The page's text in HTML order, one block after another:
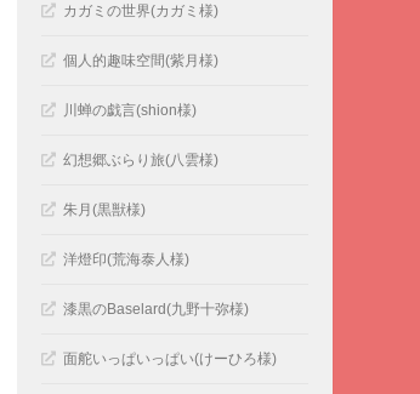
カガミの世界(カガミ様)
個人的趣味空間(紫月様)
川蝉の戯言(shion様)
幻想郷ぶらり旅(八雲様)
朱月(黒獣様)
洋燈印(荒海泰人様)
漆黒のBaselard(九野十弥様)
面舵いっぱいっぱい(けーひろ様)